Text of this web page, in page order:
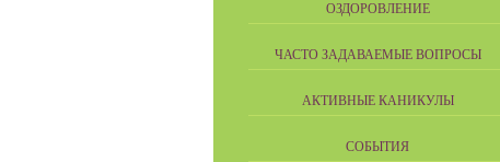
ОЗДОРОВЛЕНИЕ
ЧАСТО ЗАДАВАЕМЫЕ ВОПРОСЫ
АКТИВНЫЕ КАНИКУЛЫ
СОБЫТИЯ